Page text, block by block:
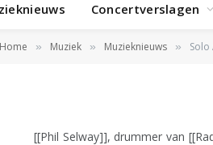
Concertverslagen
Home » Muziek » Muzieknieuws »
voor
[[Phil Selway]], drummer van